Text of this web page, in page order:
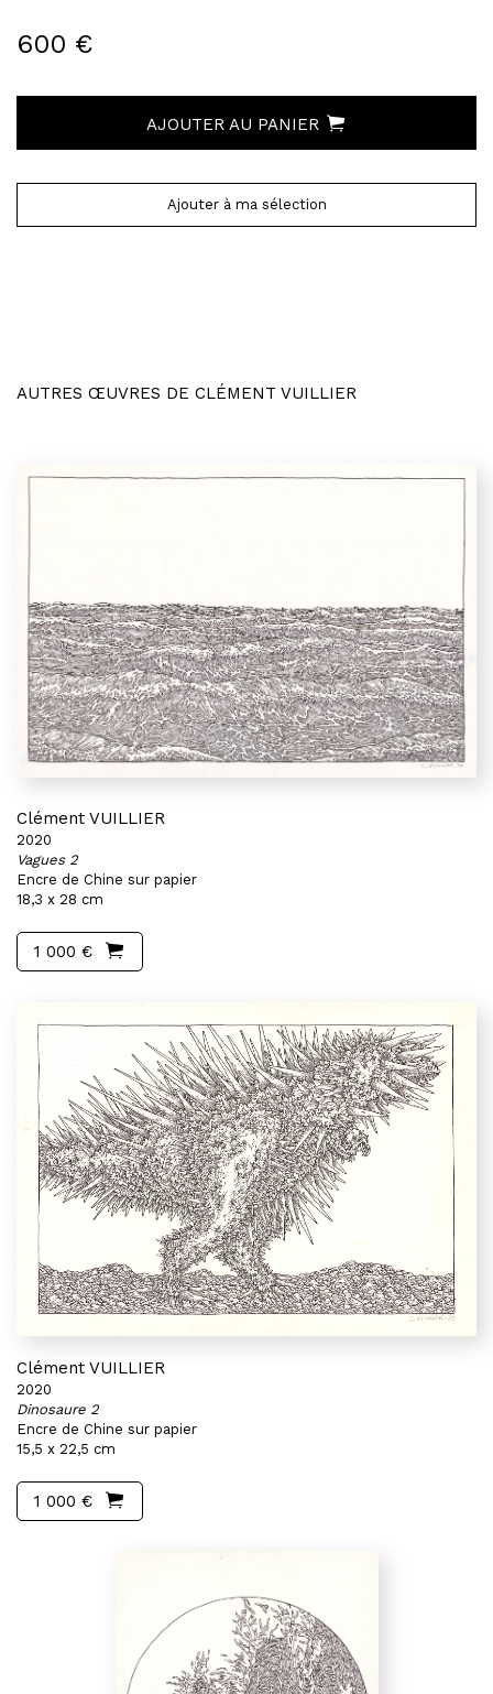
600 €
AJOUTER AU PANIER
Ajouter à ma sélection
AUTRES ŒUVRES DE CLÉMENT VUILLIER
Clément VUILLIER
2020
Vagues 2
Encre de Chine sur papier
18,3 x 28 cm
1 000 €
Clément VUILLIER
2020
Dinosaure 2
Encre de Chine sur papier
15,5 x 22,5 cm
1 000 €